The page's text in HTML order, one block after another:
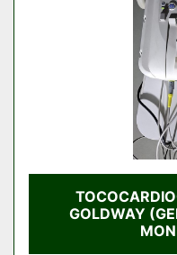
GOLDWAY